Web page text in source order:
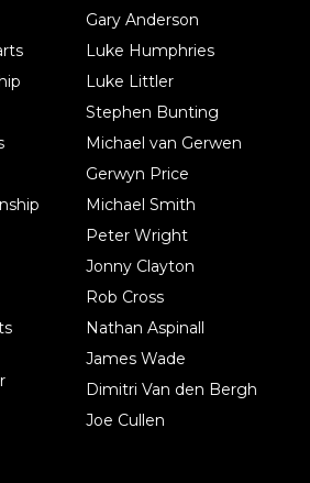
Gary Anderson
Luke Humphries
Luke Littler
Stephen Bunting
Michael van Gerwen
Gerwyn Price
Michael Smith
Peter Wright
Jonny Clayton
Rob Cross
Nathan Aspinall
James Wade
Dimitri Van den Bergh
Joe Cullen